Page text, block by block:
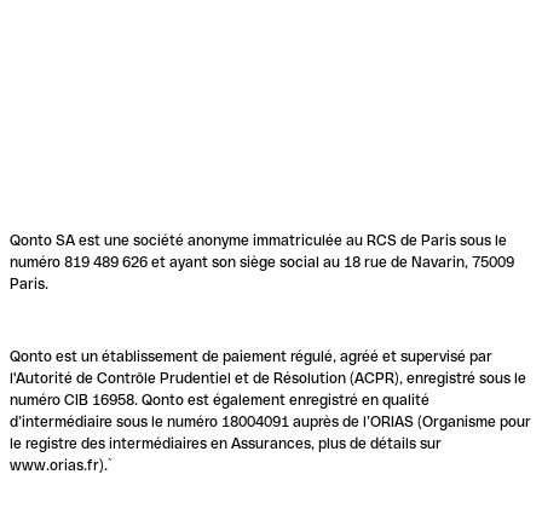
Qonto SA est une société anonyme immatriculée au RCS de Paris sous le
numéro 819 489 626 et ayant son siège social au 18 rue de Navarin, 75009
Paris.
Qonto est un établissement de paiement régulé, agréé et supervisé par
l'Autorité de Contrôle Prudentiel et de Résolution (ACPR), enregistré sous le
numéro CIB 16958. Qonto est également enregistré en qualité
d’intermédiaire sous le numéro 18004091 auprès de l’ORIAS (Organisme pour
le registre des intermédiaires en Assurances, plus de détails sur
www.orias.fr).`